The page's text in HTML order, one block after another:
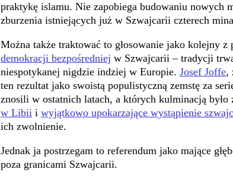
praktykę islamu. Nie zapobiega budowaniu nowych
zburzenia istniejących już w Szwajcarii czterech
Można także traktować to głosowanie jako kolejny
demokracji bezpośredniej w Szwajcarii – tradycji
niespotykanej nigdzie indziej w Europie. Josef Joffe,
ten rezultat jako swoistą populistyczną zemstę za
znosili w ostatnich latach, a których kulminacją było
w Libii i wyjątkowo upokarzające wystąpienie
ich zwolnienie.
Jednak ja postrzegam to referendum jako mające
poza granicami Szwajcarii.